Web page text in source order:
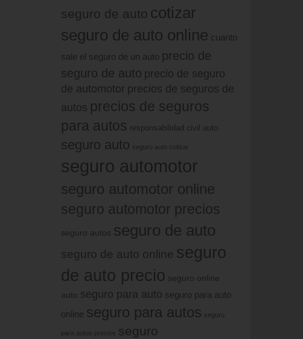
seguro de auto cotizar
seguro de auto online cuanto
sale el seguro de un auto precio de
seguro de auto precio de seguro
de automotor precios de seguros de
autos precios de seguros
para autos responsabilidad civil auto
seguro auto seguro auto cotizar
seguro automotor
seguro automotor online
seguro automotor precios
seguro autos seguro de auto
seguro de auto online seguro
de auto precio seguro online
auto seguro para auto seguro para auto
online seguro para autos seguro
para autos precios seguro